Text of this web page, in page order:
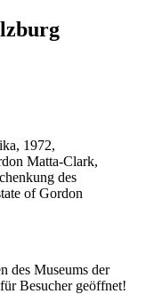
1972,
Matta-Clark,
des
of Gordon
des Museums der
Besucher geöffnet!